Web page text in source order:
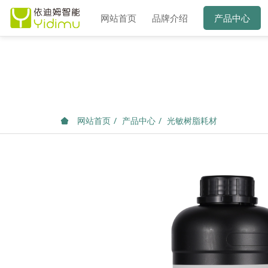
网站首页 品牌介绍 产品中心
网站首页 产品中心 光敏树脂耗材